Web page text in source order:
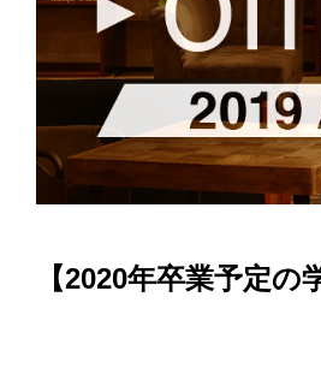
【2020年卒業予定の